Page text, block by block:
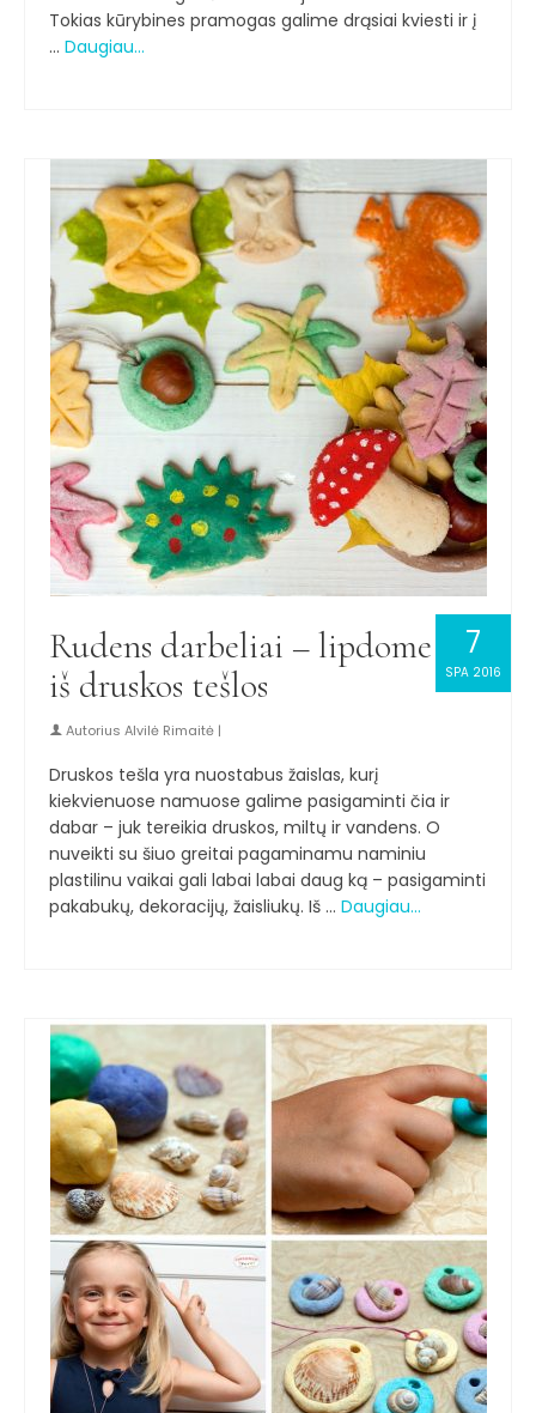
Tokias kūrybines pramogas galime drąsiai kviesti ir į
… Daugiau…
7
SPA 2016
Rudens darbeliai – lipdome
iš druskos tešlos
Autorius Alvilė Rimaitė |
Druskos tešla yra nuostabus žaislas, kurį
kiekvienuose namuose galime pasigaminti čia ir
dabar – juk tereikia druskos, miltų ir vandens. O
nuveikti su šiuo greitai pagaminamu naminiu
plastilinu vaikai gali labai labai daug ką – pasigaminti
pakabukų, dekoracijų, žaisliukų. Iš … Daugiau…